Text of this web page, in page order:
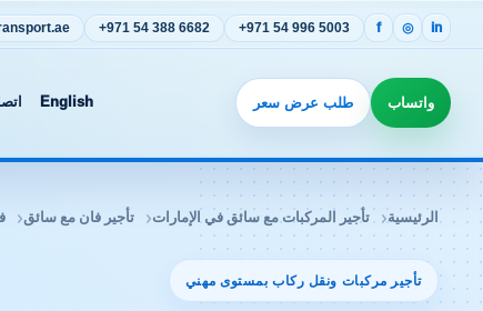
+971 54 388 6682 +971 54 996 5003 f ◎ in
English طلب عرض سعر واتساب
الرئيسية تأجير المركبات مع سائق في الإمارات تأجير فان مع سائق
تأجير مركبات ونقل ركاب بمستوى مهني